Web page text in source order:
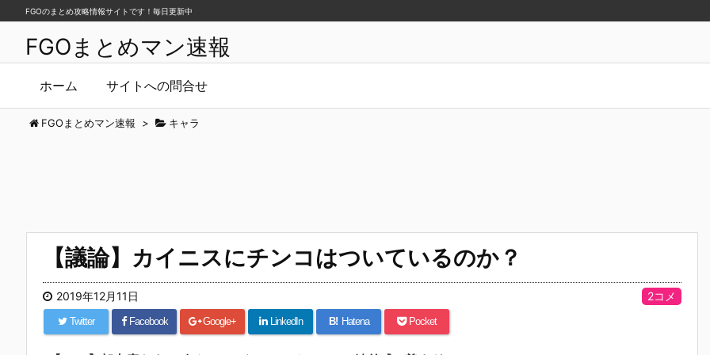
FGOまとめマン速報
ホーム サイトへの問合せ
FGOのまとめ攻略情報サイトです！毎日更新中
FGOまとめマン速報 > キャラ
【議論】カイニスにチンコはついているのか？
2019年12月11日 2コメ
Twitter Facebook Google+ LinkedIn B! Hatena Pocket